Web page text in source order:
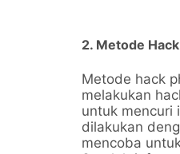
2. Metode
Metode hack
melakukan
untuk mencuri
dilakukan
mencoba